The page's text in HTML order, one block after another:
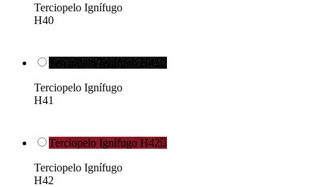
Terciopelo Ignífugo
H40
Terciopelo Ignífugo H41
Terciopelo Ignífugo
H41
Terciopelo Ignífugo H42
Terciopelo Ignífugo
H42